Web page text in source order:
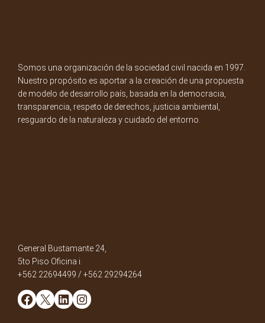
Somos una organización de la sociedad civil nacida en 1997.
Nuestro propósito es aportar a la creación de una propuesta
de modelo de desarrollo país, basada en la democracia,
transparencia, respeto de derechos, justicia ambiental,
resguardo de la naturaleza y cuidado del entorno.
General Bustamante 24,
5to Piso Oficina i.
+562 22694499 / +562 29294264